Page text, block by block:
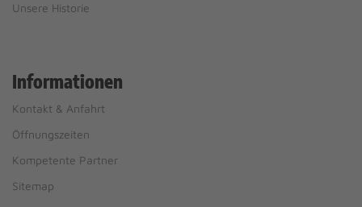
Unsere Historie
Informationen
Kontakt & Anfahrt
Öffnungszeiten
Kompetente Partner
Sitemap